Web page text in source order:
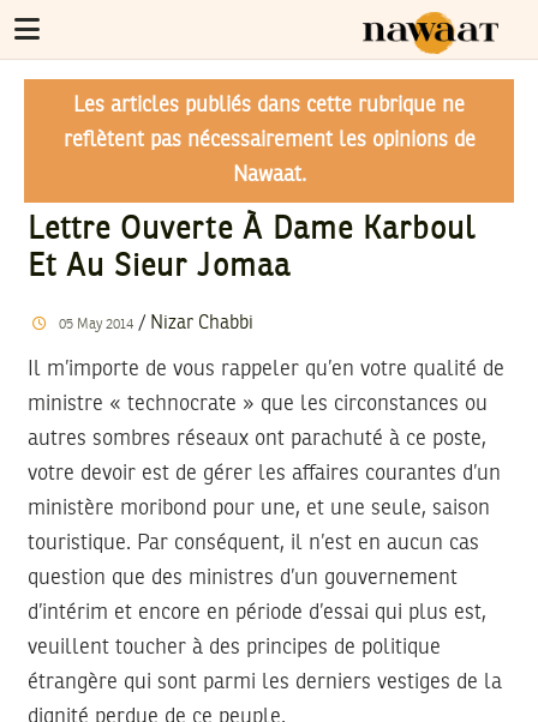
Les articles publiés dans cette rubrique ne
reflètent pas nécessairement les opinions de
Nawaat.
Lettre Ouverte À Dame Karboul
Et Au Sieur Jomaa
05 May 2014/ Nizar Chabbi
Il m’importe de vous rappeler qu’en votre qualité de
ministre « technocrate » que les circonstances ou
autres sombres réseaux ont parachuté à ce poste,
votre devoir est de gérer les affaires courantes d’un
ministère moribond pour une, et une seule, saison
touristique. Par conséquent, il n’est en aucun cas
question que des ministres d’un gouvernement
d’intérim et encore en période d’essai qui plus est,
veuillent toucher à des principes de politique
étrangère qui sont parmi les derniers vestiges de la
dignité perdue de ce peuple.